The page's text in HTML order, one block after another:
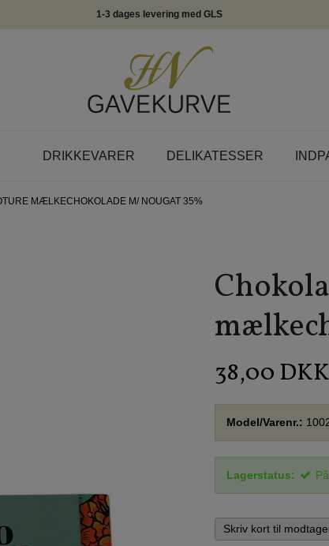
1-3 dages levering med GLS
DRIKKEVARER DELIKATESSER
MÆLKECHOKOLADE M/ NOUGAT 35%
38,00 DKK
Model/Varenr.:
Lagerstatus:
Skriv kort til